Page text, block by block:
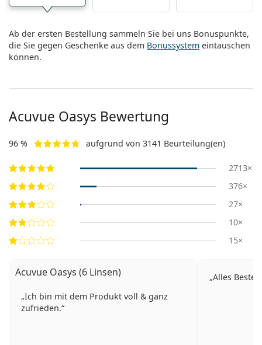
Ab der ersten Bestellung sammeln Sie bei uns Bonuspunkte,
die Sie gegen Geschenke aus dem Bonussystem eintauschen
können.
Acuvue Oasys Bewertung
96 % aufgrund von 3141 Beurteilung(en)
2713×
376×
27×
10×
15×
Acuvue Oasys (6 Linsen)
Ich bin mit dem Produkt voll & ganz
zufrieden.
Alles